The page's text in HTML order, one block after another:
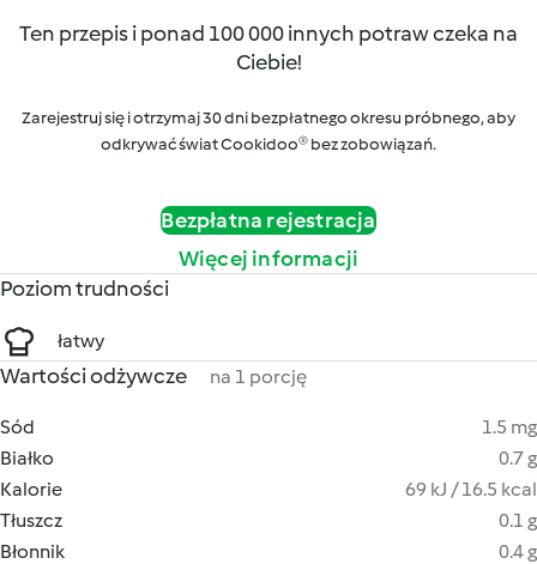
Ten przepis i ponad 100 000 innych potraw czeka na
Ciebie!
Zarejestruj się i otrzymaj 30 dni bezpłatnego okresu próbnego, aby
odkrywać świat Cookidoo® bez zobowiązań.
Bezpłatna rejestracja
Więcej informacji
Poziom trudności
łatwy
Wartości odżywcze na 1 porcję
Sód
1.5 mg
Białko
0.7 g
Kalorie
69 kJ / 16.5 kcal
Tłuszcz
0.1 g
Błonnik
0.4 g